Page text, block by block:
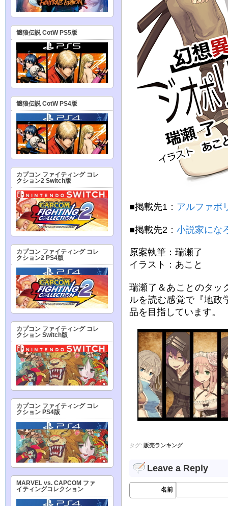
■掲載先1： アルファポ
■掲載先2： 小説家にな
原案執筆：瑞瀬了
イラスト：あこと
瑞瀬了＆あことのタッ
ルを読む感覚で『地政
品を目指しています。
タグ: 販売ランキング
Leave a Reply
名前
餓狼伝説 CotW PS5版
餓狼伝説 CotW PS4版
カプコン ファイティング コレ
クション2 Switch版
カプコン ファイティング コレ
クション2 PS4版
カプコン ファイティング コレ
クション Switch版
カプコン ファイティング コレ
クション PS4版
MARVEL vs. CAPCOM ファ
イティングコレクション